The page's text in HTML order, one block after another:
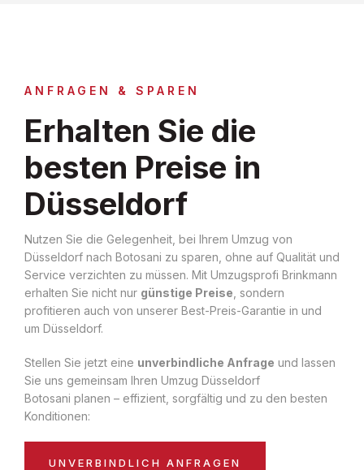
ANFRAGEN & SPAREN
Erhalten Sie die
besten Preise in
Düsseldorf
Nutzen Sie die Gelegenheit, bei Ihrem Umzug von
Düsseldorf nach Botosani zu sparen, ohne auf Qualität und
Service verzichten zu müssen. Mit Umzugsprofi Brinkmann
erhalten Sie nicht nur günstige Preise , sondern
profitieren auch von unserer Best-Preis-Garantie in und
um Düsseldorf.
Stellen Sie jetzt eine unverbindliche Anfrage und lassen
Sie uns gemeinsam Ihren Umzug Düsseldorf
Botosani planen – effizient, sorgfältig und zu den besten
Konditionen:
UNVERBINDLICH ANFRAGEN